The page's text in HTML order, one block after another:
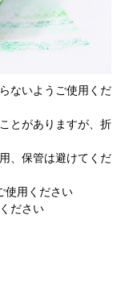
ないようご使用くだ
とがありますが、折
、保管は避けてくだ
使用ください
ださい